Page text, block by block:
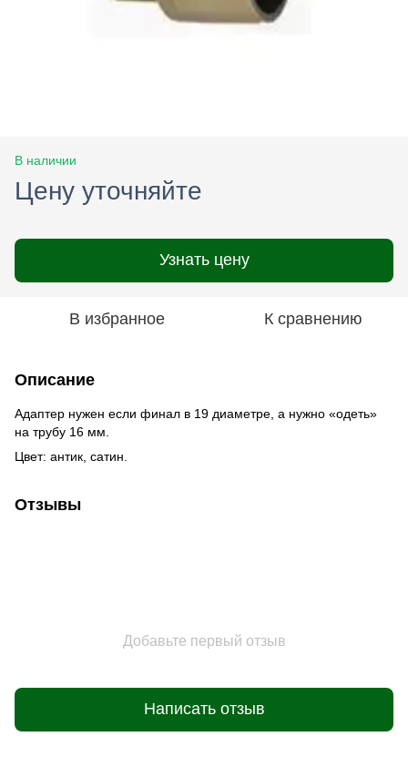
В наличии
Цену уточняйте
Узнать цену
В избранное К сравнению
Описание
Адаптер нужен если финал в 19 диаметре, а нужно «одеть»
на трубу 16 мм.
Цвет: антик, сатин.
Отзывы
Добавьте первый отзыв
Написать отзыв